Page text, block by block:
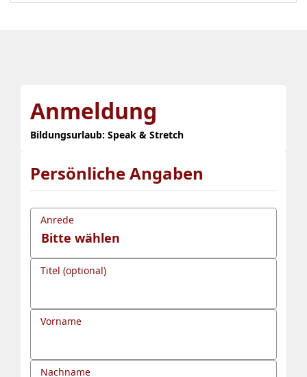
Anmeldung
Bildungsurlaub: Speak & Stretch
Persönliche Angaben
Anrede
Titel (optional)
Vorname
Nachname